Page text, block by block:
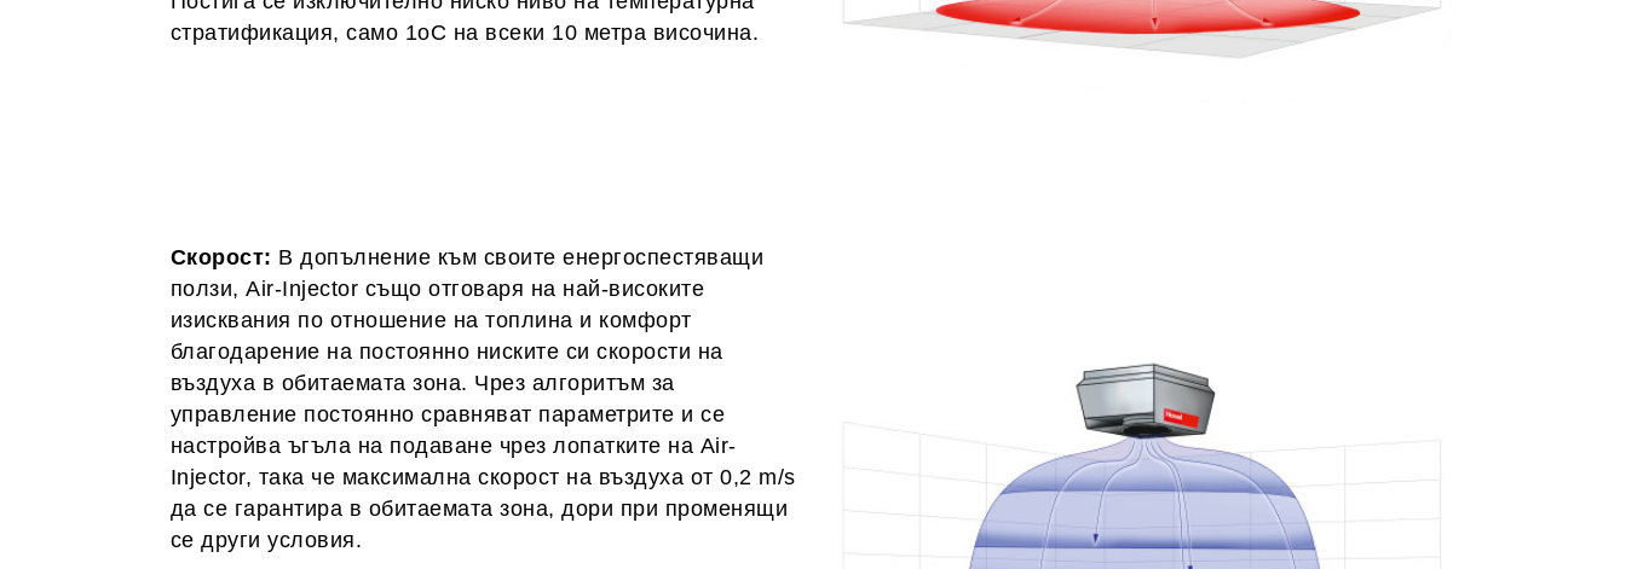
стратификация, само 1оС на всеки 10 метра височина.
Скорост: В допълнение към своите енергоспестяващи
ползи, Air-Injector също отговаря на най-високите
изисквания по отношение на топлина и комфорт
благодарение на постоянно ниските си скорости на
въздуха в обитаемата зона. Чрез алгоритъм за
управление постоянно сравняват параметрите и се
настройва ъгъла на подаване чрез лопатките на Air-
Injector, така че максимална скорост на въздуха от 0,2 m/s
да се гарантира в обитаемата зона, дори при променящи
се други условия.